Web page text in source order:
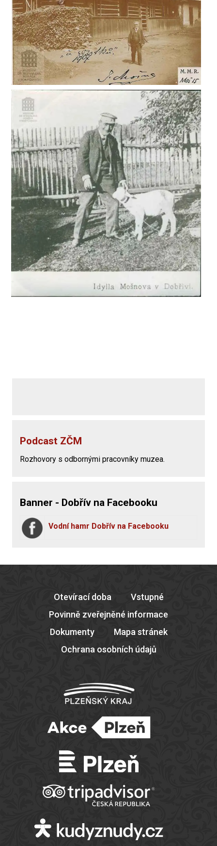
Podcast ZČM
Rozhovory s odbornými pracovníky muzea.
Banner - Dobřív na Facebooku
Vodní hamr Dobřív na Facebooku
Otevírací doba
Vstupné
Povinně zveřejněné informace
Dokumenty
Mapa stránek
Ochrana osobních údajů